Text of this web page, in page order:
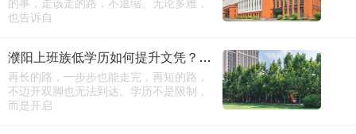
的事，走该走的路，不退缩。无论多难，
也告诉自
濮阳上班族低学历如何提升文凭？-成考报名咨询
再长的路，一步步也能走完，再短的路，
不迈开双脚也无法到达。学历不是限制，
而是开启